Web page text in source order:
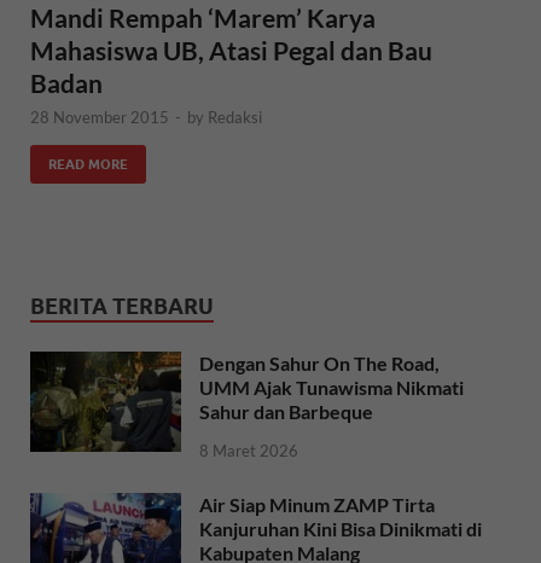
Mandi Rempah ‘Marem’ Karya
Mahasiswa UB, Atasi Pegal dan Bau
Badan
28 November 2015 - by Redaksi
READ MORE
BERITA TERBARU
Dengan Sahur On The Road,
UMM Ajak Tunawisma Nikmati
Sahur dan Barbeque
8 Maret 2026
Air Siap Minum ZAMP Tirta
Kanjuruhan Kini Bisa Dinikmati di
Kabupaten Malang